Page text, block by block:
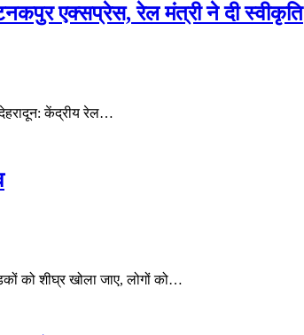
एक्सप्रेस, रेल मंत्री ने दी स्वीकृति
केंद्रीय रेल…
को शीघ्र खोला जाए, लोगों को…